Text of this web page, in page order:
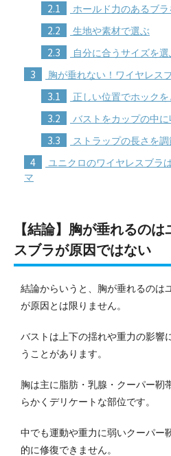
2.1 ホールド力のあるブラ
2.2 生地や素材で選ぶ
2.3 自分に合うサイズを選
3 胸が垂れない！ワイヤレス
3.1 正しい位置でホックを
3.2 バストをカップの中に
3.3 ストラップの長さを調
4
ユニクロのワイヤレスブラ
マ
【結論】胸が垂れるの
スブラが原因ではない
結論からいうと、胸が垂れるのは
が原因とは限りません。
バストは上下の揺れや重力の影響
うことがあります。
胸は主に脂肪・乳腺・クーパー靭
らかくデリケートな部位です。
中でも運動や重力に弱いクーパー
的に修復できません。